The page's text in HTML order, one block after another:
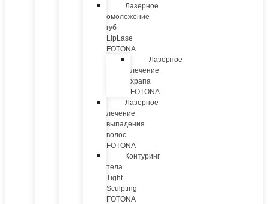
Лазерное
омоложение
губ
LipLase
FOTONA
Лазерное
лечение
храпа
FOTONA
Лазерное
лечение
выпадения
волос
FOTONA
Контуринг
тела
Tight
Sculpting
FOTONA